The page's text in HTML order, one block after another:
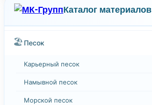
Каталог материалов
🏖️ Песок
Карьерный песок
Намывной песок
Морской песок